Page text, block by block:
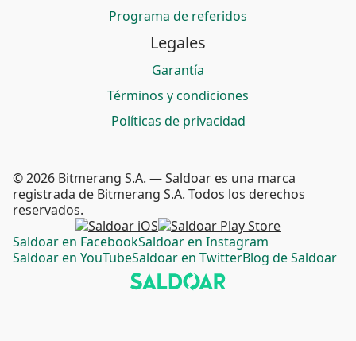
Programa de referidos
Legales
Garantía
Términos y condiciones
Políticas de privacidad
Saldoar en FacebookSaldoar en Instagram
Saldoar en YouTubeSaldoar en TwitterBlog de Saldoar
© 2026 Bitmerang S.A. — Saldoar es una marca
registrada de Bitmerang S.A. Todos los derechos
reservados.